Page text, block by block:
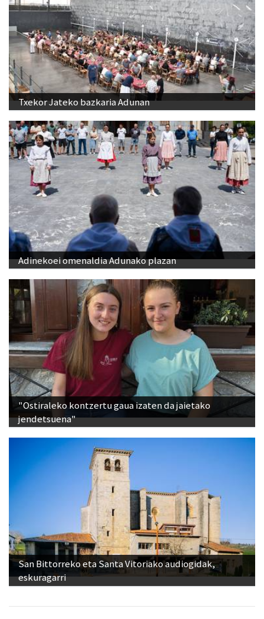
Txekor Jateko bazkaria Adunan
Adinekoei omenaldia Adunako plazan
"Ostiraleko kontzertu gaua izaten da jaietako
jendetsuena"
San Bittorreko eta Santa Vitoriako audiogidak,
eskuragarri